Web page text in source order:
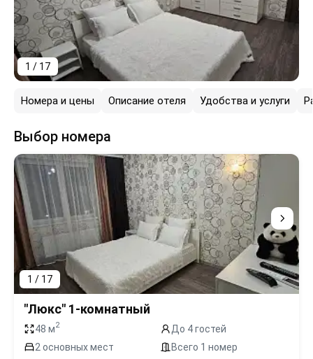
1 / 17
Номера и цены Описание отеля Удобства и услуги
Выбор номера
1 / 17
"Люкс" 1-комнатный
48 м2
До 4 гостей
2 основных мест
Всего 1 номер